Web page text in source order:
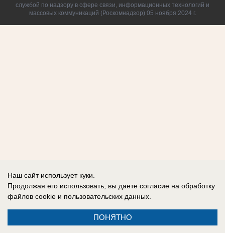
службой по надзору в сфере связи, информационных технологий и
массовых коммуникаций (Роскомнадзор) 05 ноября 2024 г.
Наш сайт использует куки.
Продолжая его использовать, вы даете согласие на обработку
файлов cookie и пользовательских данных.
ПОНЯТНО